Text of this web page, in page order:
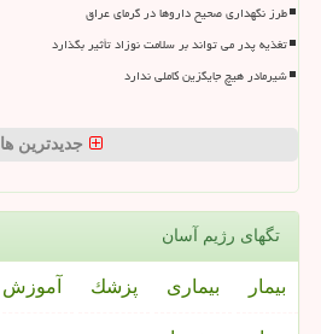
طرز نگهداری صحیح داروها در گرمای عراق
تغذیه پدر می تواند بر سلامت نوزاد تأثیر بگذارد
شیرمادر هیچ جایگزین کاملی ندارد
جدیدترین ها
تگهای رژیم آسان
بیمار بیماری پزشك آموزش